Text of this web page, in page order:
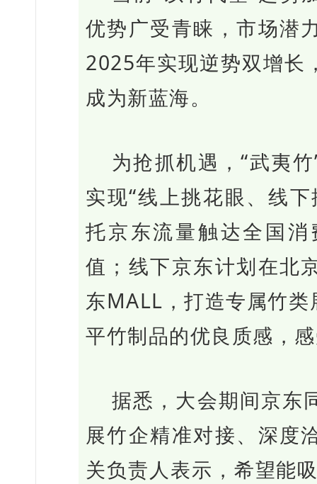
优势广受青睐，市场潜
2025年实现逆势双增长
成为新蓝海。
为抢抓机遇，“武夷
实现“线上挑花眼、线
托京东流量触达全国
值；线下京东计划在北
东MALL，打造专属竹
平竹制品的优良质感，
据悉，大会期间京东
展竹企精准对接、深度
关负责人表示，希望能